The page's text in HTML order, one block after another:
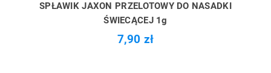
SPŁAWIK JAXON PRZELOTOWY DO NASADKI
ŚWIECĄCEJ 1g
7,90 zł